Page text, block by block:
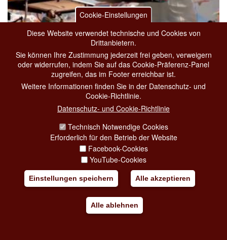
HITO STEYERL. MECHANICAL KURDS
von 29-04-2026bis 01-11-2026
MACRO museumpresents for the first time in Italy the work by
Hito Steyerl, now regarded as one of themost imp
Cookie-Einstellungen
Diese Website verwendet technische und Cookies von
Drittanbietern.
Sie können Ihre Zustimmung jederzeit frei geben, verweigern
oder widerrufen, indem Sie auf das Cookie-Präferenz-Panel
zugreifen, das im Footer erreichbar ist.
Weitere Informationen finden Sie in der Datenschutz- und
Cookie-Richtlinie.
Datenschutz- und Cookie-Richtlinie
Technisch Notwendige Cookies
Erforderlich für den Betrieb der Website
Facebook-Cookies
YouTube-Cookies
Einstellungen speichern Alle akzeptieren
Alle ablehnen